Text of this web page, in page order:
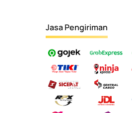
Jasa Pengiriman